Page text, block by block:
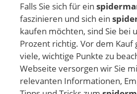
Falls Sie sich für ein
faszinieren und sich ein
kaufen möchten, sind Sie bei
Prozent richtig. Vor dem Kauf
viele, wichtige Punkte zu
Webseite versorgen wir Sie
relevanten Informationen,